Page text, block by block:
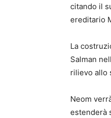
citando il
ereditario
La
Salman
rilievo allo
Neom
estenderà